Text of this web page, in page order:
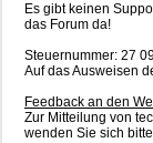
Es gibt keinen
das Forum da!
Steuernummer: 27
Auf das Ausweisen
Feedback an den
Zur Mitteilung von
wenden Sie sich